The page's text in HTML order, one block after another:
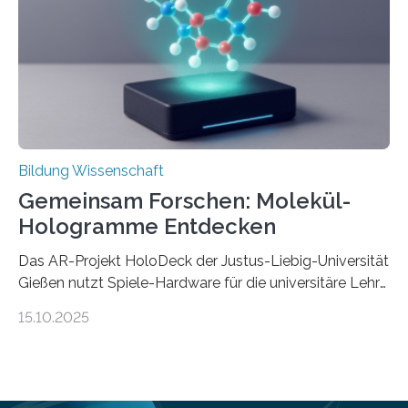
Balázs Kovács, Professor an der Yale School of
Management. Die Forscher kommen zu dem Schluss,
dass Patente…
Bildung Wissenschaft
Gemeinsam Forschen: Molekül-
Hologramme Entdecken
Das AR-Projekt HoloDeck der Justus-Liebig-Universität
Gießen nutzt Spiele-Hardware für die universitäre Lehre
bekannte Augmented-Reality-Technologie (AR) hält
15.10.2025